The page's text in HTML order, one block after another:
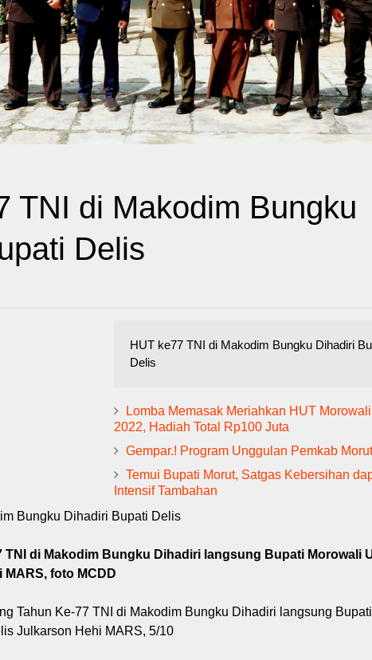
TNI di Makodim Bungku
Delis
HUT ke77 TNI di Makodim Bungku Dihadiri
Delis
Lomba Memasak Meriahkan HUT
2022, Hadiah Total Rp100 Juta
Gempar.! Program Unggulan Pemkab Morut
Temui Bupati Morut, Satgas Kebersihan
Intensif Tambahan
Bungku Dihadiri Bupati Delis
TNI di Makodim Bungku Dihadiri langsung Bupati Morowali
foto MCDD
Tahun Ke-77 TNI di Makodim Bungku Dihadiri langsung Bupati
Julkarson Hehi MARS, 5/10